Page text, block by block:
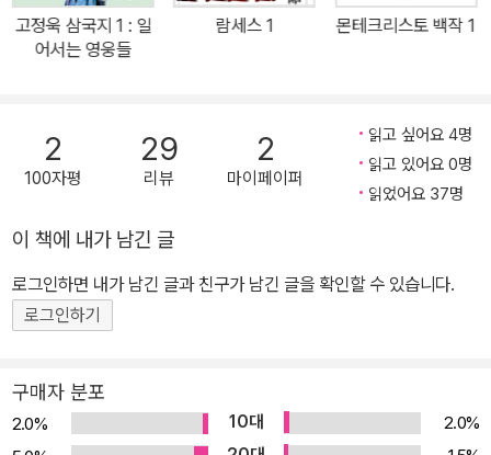
이들 마음속에서 분노가 휘몰아치며 폭발적인 에너지를 만들어 낸다.
“불행을 분배해서 평등한 세상을 만들겠어.” 기상천외한 평등 기계를
정면 승부하며 보나세라 선생님을 두둔하는 편지를 쓴다. 그리고 에
르완은, 불행을 평등하게 나눠 주는 기계를 발명한다. 불행의 늪에서
허우적대던 애들의 고통을 돈 많고 인기 좋고 아프지도 않고 성적도
들, 어딜 가나 느긋한 그 아이들에게 좀 덜어 준다면 세상은 좀 더 공
평해질 테니까. 에르완이 ‘평등 기계’의 빨간 단추를 누르자 기계가 웅
웅 소리를 내며 학교 원래의 균형을 조금씩 깨뜨리는데…. 아이들은
미있는 걸 만들어 내는 애들은 언제나 괴짜인 녀석들이지.” ‘평등 기
계’가 만들어지고 작동되는 가운데, 작가는 아이들이 어떻게 자신의
고정욱 삼국지 1 : 일
어서는 영웅들
람세스 1 몬테크리스토 백작 1
2
100자평
29
리뷰
2
마이페이퍼
읽고 싶어요 4명
읽고 있어요 0명
읽었어요 37명
이 책에 내가 남긴 글
로그인하면 내가 남긴 글과 친구가 남긴 글을 확인할 수 있습니다.
로그인하기
구매자 분포
2.0% 10대
2.0%